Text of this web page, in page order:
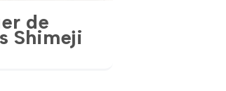
de
Shimeji